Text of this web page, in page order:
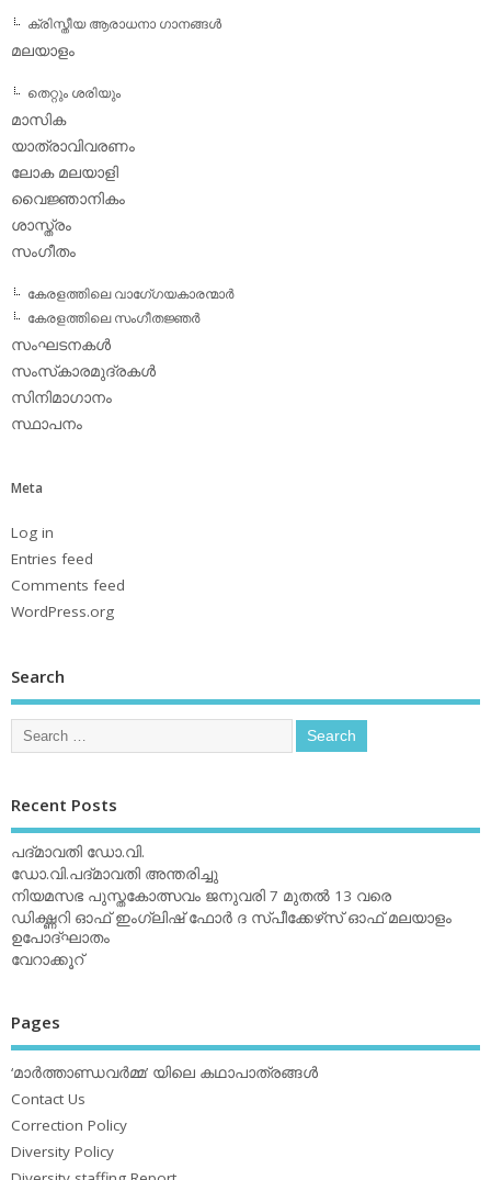
ക്രിസ്തീയ ആരാധനാ ഗാനങ്ങള്‍
മലയാളം
തെറ്റും ശരിയും
മാസിക
യാത്രാവിവരണം
ലോക മലയാളി
വൈജ്ഞാനികം
ശാസ്ത്രം
സംഗീതം
കേരളത്തിലെ വാഗേ്ഗയകാരന്മാര്‍
കേരളത്തിലെ സംഗീതജ്ഞര്‍
സംഘടനകള്‍
സംസ്‌കാരമുദ്രകള്‍
സിനിമാഗാനം
സ്ഥാപനം
Meta
Log in
Entries feed
Comments feed
WordPress.org
Search
Recent Posts
പദ്മാവതി ഡോ.വി.
ഡോ.വി.പദ്മാവതി അന്തരിച്ചു
നിയമസഭ പുസ്തകോത്സവം ജനുവരി 7 മുതല്‍ 13 വരെ
ഡിക്ഷ്ണറി ഓഫ് ഇംഗ്ലിഷ് ഫോര്‍ ദ സ്പീക്കേഴ്‌സ് ഓഫ് മലയാളം
ഉപോദ്ഘാതം
വേറാക്കൂറ്
Pages
‘മാര്‍ത്താണ്ഡവര്‍മ്മ’ യിലെ കഥാപാത്രങ്ങള്‍
Contact Us
Correction Policy
Diversity Policy